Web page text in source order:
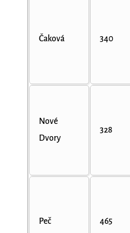
Čaková 340
Nové
Dvory
328
Peč 465